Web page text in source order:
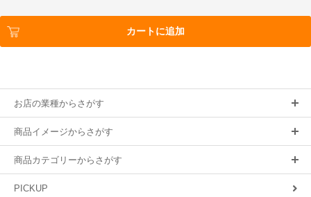
カートに追加
お店の業種からさがす
商品イメージからさがす
商品カテゴリーからさがす
PICKUP